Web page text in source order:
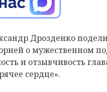
Дрозденко
о мужественном
и отзывчивость
сердце».